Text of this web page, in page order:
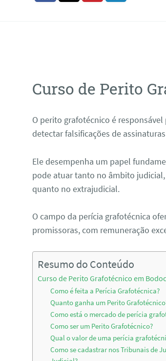
Curso de Perito
O perito grafotécnico é
detectar falsificações de
Ele desempenha um papel
pode atuar tanto no âmbito
quanto no extrajudicial.
O campo da perícia grafotécnica
promissoras, com remuneração
Resumo do Conteúdo
Curso de Perito Grafotécnico em
Como é feita a Perícia Grafotécnica?
Quanto ganha um Perito
Como está o mercado de perícia
Como ser um Perito Grafotécnico?
Qual o valor de uma perícia
Como se cadastrar nos Tribunais de